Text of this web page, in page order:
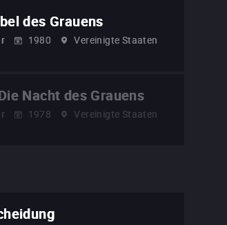
des Grauens
1980
Vereinigte Staaten
Nacht des Grauens
1978
Vereinigte Staaten